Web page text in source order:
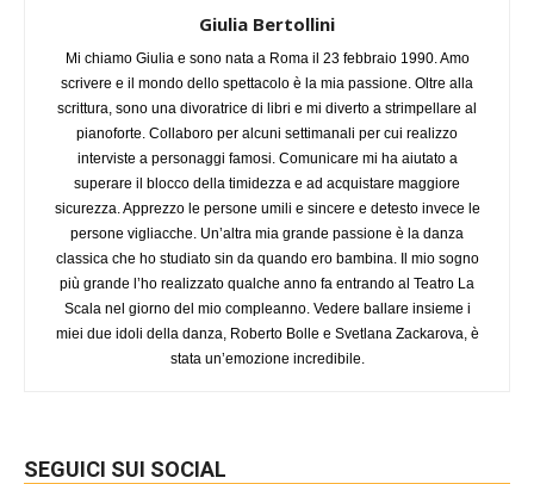
Giulia Bertollini
Mi chiamo Giulia e sono nata a Roma il 23 febbraio 1990. Amo
scrivere e il mondo dello spettacolo è la mia passione. Oltre alla
scrittura, sono una divoratrice di libri e mi diverto a strimpellare al
pianoforte. Collaboro per alcuni settimanali per cui realizzo
interviste a personaggi famosi. Comunicare mi ha aiutato a
superare il blocco della timidezza e ad acquistare maggiore
sicurezza. Apprezzo le persone umili e sincere e detesto invece le
persone vigliacche. Un’altra mia grande passione è la danza
classica che ho studiato sin da quando ero bambina. Il mio sogno
più grande l’ho realizzato qualche anno fa entrando al Teatro La
Scala nel giorno del mio compleanno. Vedere ballare insieme i
miei due idoli della danza, Roberto Bolle e Svetlana Zackarova, è
stata un’emozione incredibile.
SEGUICI SUI SOCIAL